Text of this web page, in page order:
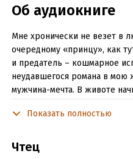
Об аудиокниге
Мне хронически не везет в
очередному «принцу», как
и предатель – кошмарное
неудавшегося романа в мою
мужчина-мечта. В животе
грабли?Показать полностью
Чтец